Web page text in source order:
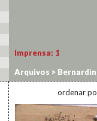
Imprensa: 1
Arquivos >
ordenar